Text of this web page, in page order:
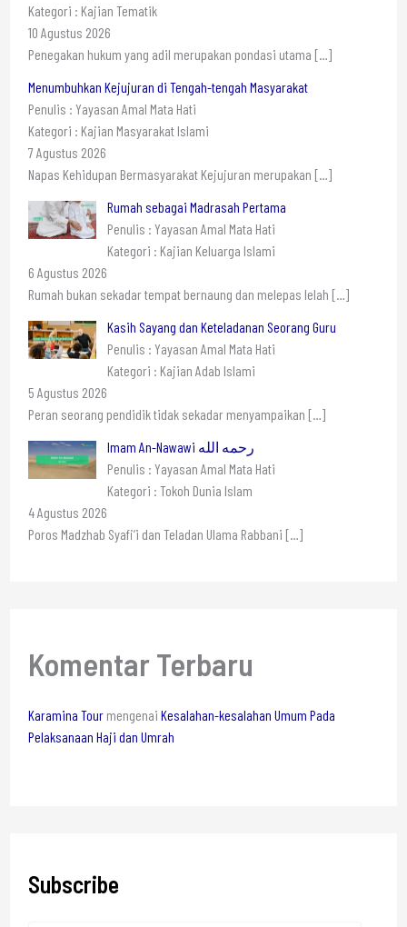
Kategori : Kajian Tematik
10 Agustus 2026
Penegakan hukum yang adil merupakan pondasi utama […]
Menumbuhkan Kejujuran di Tengah-tengah Masyarakat
Penulis : Yayasan Amal Mata Hati
Kategori : Kajian Masyarakat Islami
7 Agustus 2026
Napas Kehidupan Bermasyarakat Kejujuran merupakan […]
Rumah sebagai Madrasah Pertama
Penulis : Yayasan Amal Mata Hati
Kategori : Kajian Keluarga Islami
6 Agustus 2026
Rumah bukan sekadar tempat bernaung dan melepas lelah […]
Kasih Sayang dan Keteladanan Seorang Guru
Penulis : Yayasan Amal Mata Hati
Kategori : Kajian Adab Islami
5 Agustus 2026
Peran seorang pendidik tidak sekadar menyampaikan […]
Imam An-Nawawi رحمه الله
Penulis : Yayasan Amal Mata Hati
Kategori : Tokoh Dunia Islam
4 Agustus 2026
Poros Madzhab Syafi’i dan Teladan Ulama Rabbani […]
Komentar Terbaru
Karamina Tourmengenai Kesalahan-kesalahan Umum Pada
Pelaksanaan Haji dan Umrah
Subscribe